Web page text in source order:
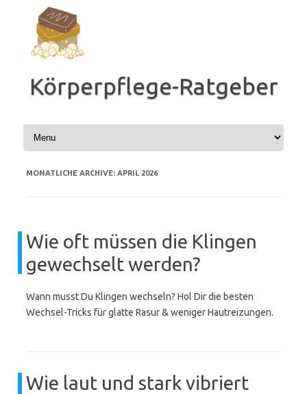
Inhalt
springen
Körperpflege-Ratgeber
MONATLICHE ARCHIVE: APRIL 2026
Wie oft müssen die Klingen
gewechselt werden?
Wann musst Du Klingen wechseln? Hol Dir die besten
Wechsel-Tricks für glatte Rasur & weniger Hautreizungen.
Wie laut und stark vibriert